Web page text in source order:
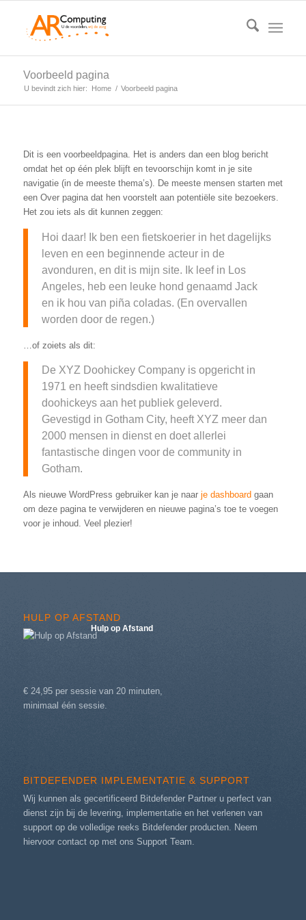
Voorbeeld pagina
U bevindt zich hier: Home / Voorbeeld pagina
Dit is een voorbeeldpagina. Het is anders dan een blog bericht
omdat het op één plek blijft en tevoorschijn komt in je site
navigatie (in de meeste thema’s). De meeste mensen starten met
een Over pagina dat hen voorstelt aan potentiële site bezoekers.
Het zou iets als dit kunnen zeggen:
Hoi daar! Ik ben een fietskoerier in het dagelijks
leven en een beginnende acteur in de
avonduren, en dit is mijn site. Ik leef in Los
Angeles, heb een leuke hond genaamd Jack
en ik hou van piña coladas. (En overvallen
worden door de regen.)
…of zoiets als dit:
De XYZ Doohickey Company is opgericht in
1971 en heeft sindsdien kwalitatieve
doohickeys aan het publiek geleverd.
Gevestigd in Gotham City, heeft XYZ meer dan
2000 mensen in dienst en doet allerlei
fantastische dingen voor de community in
Gotham.
Als nieuwe WordPress gebruiker kan je naar je dashboard gaan
om deze pagina te verwijderen en nieuwe pagina’s toe te voegen
voor je inhoud. Veel plezier!
HULP OP AFSTAND
Hulp op Afstand
€ 24,95 per sessie van 20 minuten,
minimaal één sessie.
BITDEFENDER IMPLEMENTATIE & SUPPORT
Wij kunnen als gecertificeerd Bitdefender Partner u perfect van
dienst zijn bij de levering, implementatie en het verlenen van
support op de volledige reeks Bitdefender producten. Neem
hiervoor contact op met ons Support Team